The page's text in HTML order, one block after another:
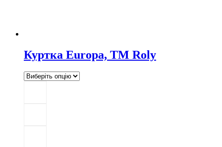
Куртка Europa, TM Roly